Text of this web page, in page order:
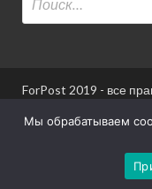
ForPost 2019 - все
При использовании
Информация для
Мы обрабатываем